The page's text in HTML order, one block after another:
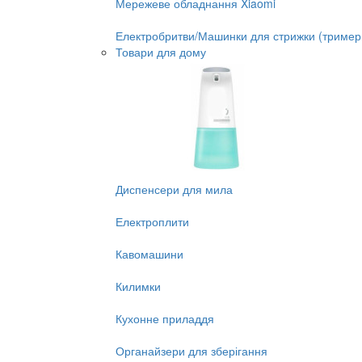
Мережеве обладнання Xiaomi
Електробритви/Машинки для стрижки
Товари для дому
Диспенсери для мила
Електроплити
Кавомашини
Килимки
Кухонне приладдя
Органайзери для зберігання